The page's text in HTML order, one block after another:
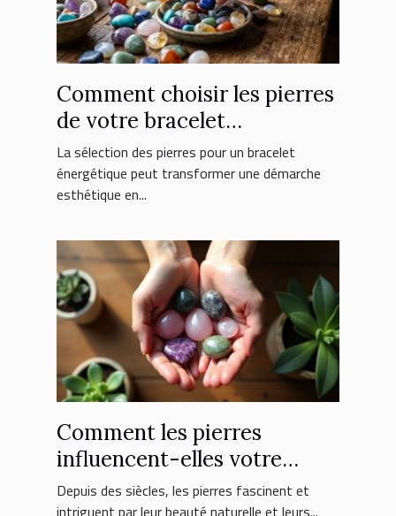
Comment choisir les pierres
de votre bracelet
énergétique ?
La sélection des pierres pour un bracelet
énergétique peut transformer une démarche
esthétique en...
Comment les pierres
influencent-elles votre
bien-être quotidien ?
Depuis des siècles, les pierres fascinent et
intriguent par leur beauté naturelle et leurs...